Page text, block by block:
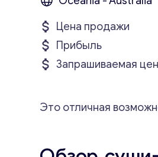
Цена продажи
Прибыль
Запрашиваемая
Это отличная